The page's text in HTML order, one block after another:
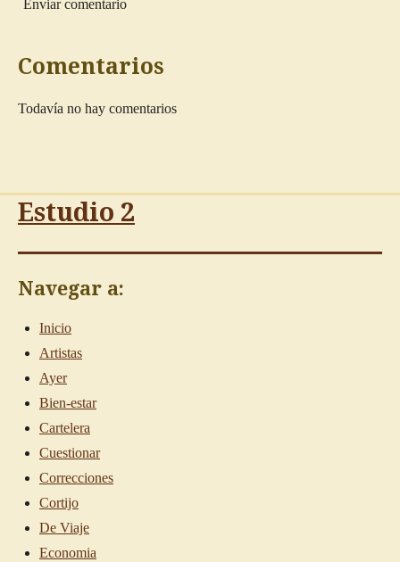
Enviar comentario
Comentarios
Todavía no hay comentarios
Estudio 2
Navegar a:
Inicio
Artistas
Ayer
Bien-estar
Cartelera
Cuestionar
Correcciones
Cortijo
De Viaje
Economia